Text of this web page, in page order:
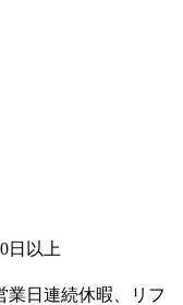
日以上
業日連続休暇、リフ